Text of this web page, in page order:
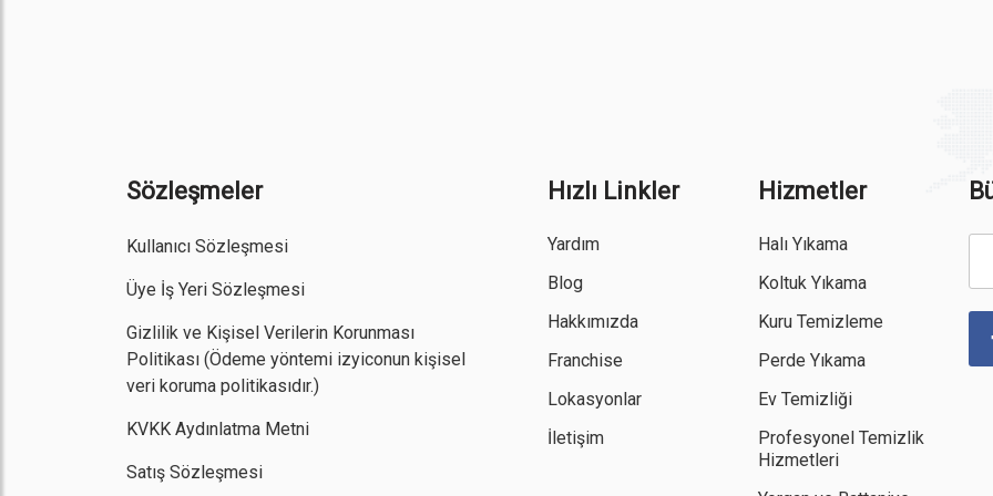
Sözleşmeler
Kullanıcı Sözleşmesi
Üye İş Yeri Sözleşmesi
Gizlilik ve Kişisel Verilerin Korunması
Politikası (Ödeme yöntemi izyiconun kişisel
veri koruma politikasıdır.)
KVKK Aydınlatma Metni
Satış Sözleşmesi
Hızlı Linkler
Yardım
Blog
Hakkımızda
Franchise
Lokasyonlar
İletişim
Hizmetler
Halı Yıkama
Koltuk Yıkama
Kuru Temizleme
Perde Yıkama
Ev Temizliği
Profesyonel Temizlik
Hizmetleri